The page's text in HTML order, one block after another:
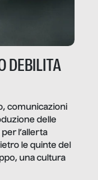
DEBILITA
comunicazioni
delle
l’allerta
le quinte del
una cultura